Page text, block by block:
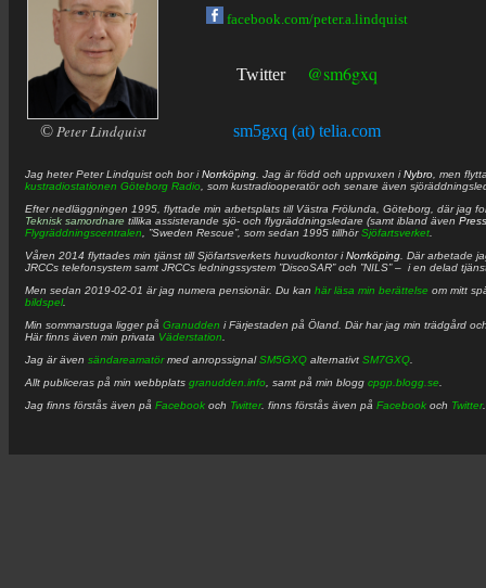
© Peter Lindquist
facebook.com/peter.a.lindquist
Twitter @sm6gxq
sm5gxq (at) telia.com
Jag heterPeter Lindquist och bor iNorrköping . Jag är född och uppvuxen iNybro , men
kustradiostationen Göteborg Radio , som kustradiooperatör och senare även
Efter nedläggningen 1995, flyttade min arbetsplats till Västra Frölunda, Göteborg, där jag
Teknisk samordnare tillika assisterande sjö- och flygräddningsledare (samt ibland även
Flygräddningscentralen , ”Sweden Rescue”, som sedan 1995 tillhörSjöfartsverket
Våren 2014 flyttades min tjänst till Sjöfartsverkets huvudkontor iNorrköping . Där arbetade
JRCCs telefonsystem samt JRCCs ledningssystem ”DiscoSAR” och ”NILS” – i en delad
Men sedan 2019-02-01 är jag numera pensionär. Du kan här läsa min berättelse om mitt
bildspel.
Min sommarstuga ligger på Granudden i Färjestaden på Öland. Där har jag min trädgård
Här finns även min privata Väderstation
Jag är även sändareamatörmed anropssignalSM5GXQ alternativt SM7GXQ
Allt publiceras på min webbplats granudden.info , samt på min blogg cpgp.blogg.se
Jag finns förstås även på Facebook och Twitter. finns förstås även på Facebook och Twitter.